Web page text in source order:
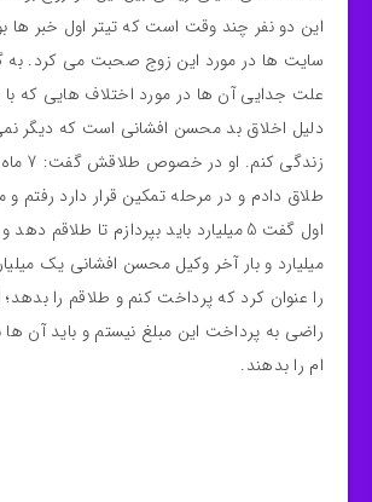
این دو نفر چند وقت است که تیتر اول خبر ها
سایت ها در مورد این زوج صحبت می کرد. به
علت جدایی آن ها در مورد اختلاف هایی که با
دلیل اخلاق بد محسن افشانی است که دیگر نمی
زندگی
طلاق دادم و در مرحله تمکین قرار دارد رفتم
را عنوان کرد که پرداخت کنم و طلاقم را بدهد؛
راضی به پرداخت این مبلغ نیستم و باید آن
ام را بدهند.